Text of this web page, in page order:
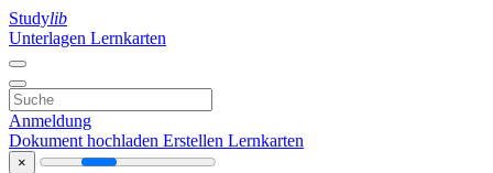
Studylib
Unterlagen Lernkarten
Anmeldung
Dokument hochladen Erstellen Lernkarten
×